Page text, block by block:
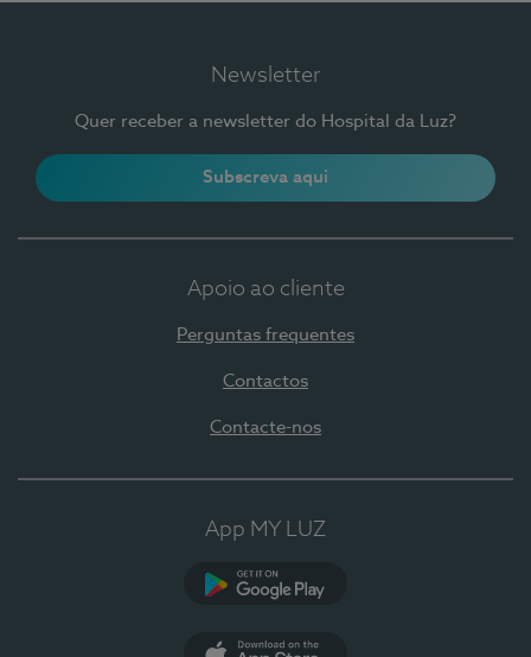
Newsletter
Quer receber a newsletter do Hospital da Luz?
Subscreva aqui
Apoio ao cliente
Perguntas frequentes
Contactos
Contacte-nos
App MY LUZ